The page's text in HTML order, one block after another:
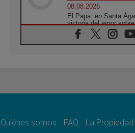
08.08.2026
El Papa: en Santa
victoria del amor
08.08.2026
León XIV visitará el
07.08.2026
07.08.2026
Quiénes somos FAQ La Propiedad